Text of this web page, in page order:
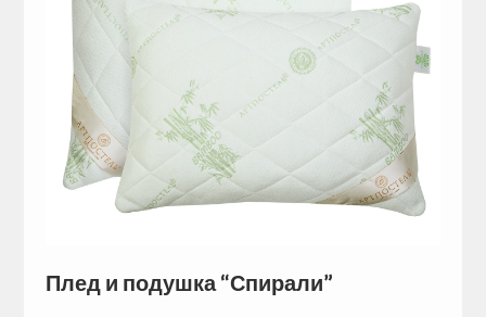
Плед и подушка “Спирали”